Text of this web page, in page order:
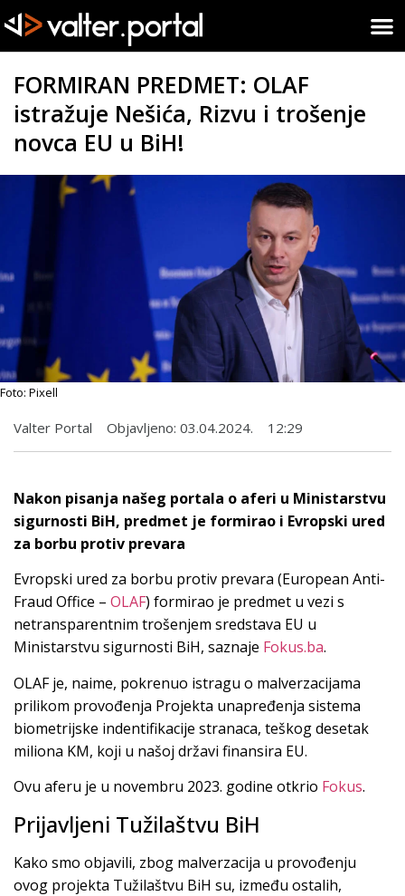
FORMIRAN PREDMET: OLAF
istražuje Nešića, Rizvu i trošenje
novca EU u BiH!
Foto: Pixell
Valter Portal Objavljeno: 03.04.2024. 12:29
Nakon pisanja našeg portala o aferi u Ministarstvu
sigurnosti BiH, predmet je formirao i Evropski ured
za borbu protiv prevara
Evropski ured za borbu protiv prevara (European Anti-
Fraud Office – OLAF) formirao je predmet u vezi s
netransparentnim trošenjem sredstava EU u
Ministarstvu sigurnosti BiH, saznaje Fokus.ba.
OLAF je, naime, pokrenuo istragu o malverzacijama
prilikom provođenja Projekta unapređenja sistema
biometrijske indentifikacije stranaca, teškog desetak
miliona KM, koji u našoj državi finansira EU.
Ovu aferu je u novembru 2023. godine otkrio Fokus.
Prijavljeni Tužilaštvu BiH
Kako smo objavili, zbog malverzacija u provođenju
ovog projekta Tužilaštvu BiH su, između ostalih,